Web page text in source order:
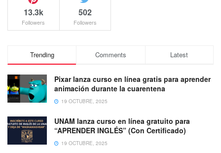
13.3k
Followers
502
Followers
Trending Comments Latest
Pixar lanza curso en línea gratis para aprender
animación durante la cuarentena
19 OCTUBRE, 2025
UNAM lanza curso en línea gratuito para
“APRENDER INGLÉS” (Con Certificado)
19 OCTUBRE, 2025